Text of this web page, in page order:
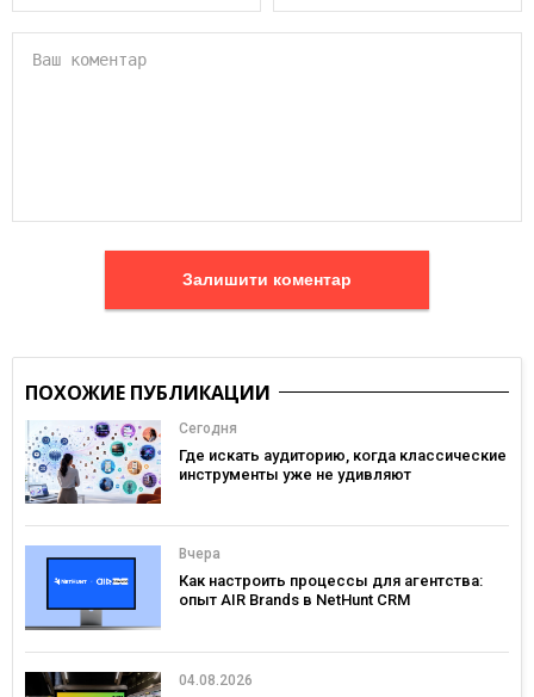
Залишити коментар
ПОХОЖИЕ ПУБЛИКАЦИИ
Сегодня
Где искать аудиторию, когда классические
инструменты уже не удивляют
Вчера
Как настроить процессы для агентства:
опыт AIR Brands в NetHunt CRM
04.08.2026